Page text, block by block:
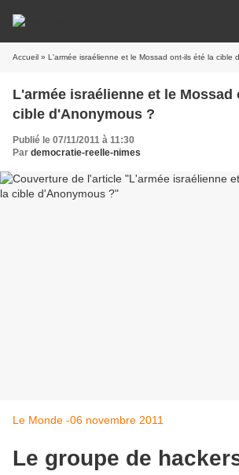
Accueil » L'armée israélienne et le Mossad ont-ils été la cible
L'armée israélienne et le Mossad
cible d'Anonymous ?
Publié le 07/11/2011 à 11:30
Par democratie-reelle-nimes
Le Monde -06 novembre 2011
Le groupe de